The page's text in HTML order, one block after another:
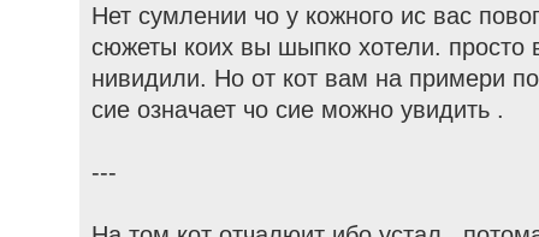
Нет сумлении чо у кожного ис вас
сюжеты коих вы шыпко хотели. просто
нивидили. Но от кот вам на примери
сие означает чо сие можно увидить .
---